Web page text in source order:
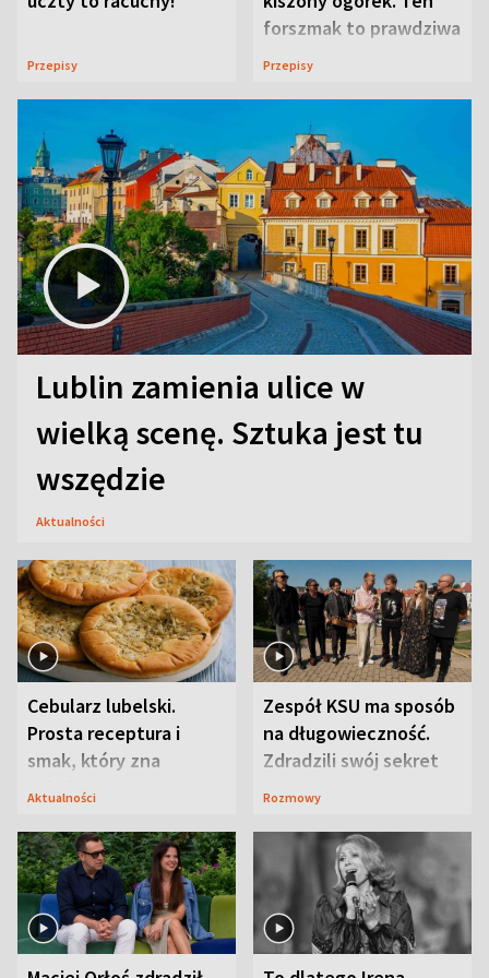
Przepisy
forszmak to prawdziwa
uczta
Przepisy
Lublin zamienia ulice w
wielką scenę. Sztuka jest tu
wszędzie
Aktualności
Cebularz lubelski.
Prosta receptura i
smak, który zna
Lubelszczyzna
Aktualności
Zespół KSU ma sposób
na długowieczność.
Zdradzili swój sekret
Rozmowy